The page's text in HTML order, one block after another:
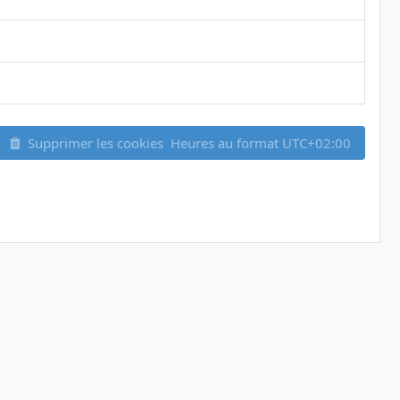
Supprimer les cookies Heures au format UTC+02:00